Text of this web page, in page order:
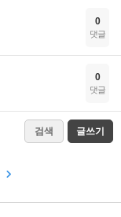
0
댓글
0
댓글
검색 글쓰기